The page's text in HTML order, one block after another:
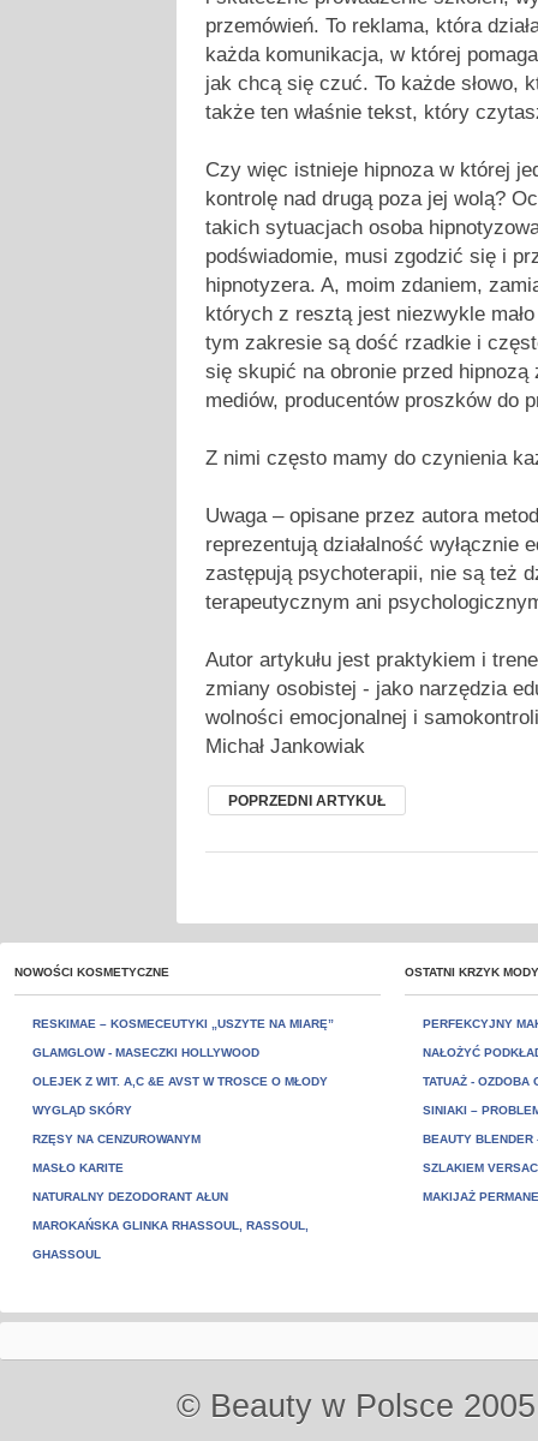
przemówień. To reklama, która
każda komunikacja, w której
jak chcą się czuć. To każde słowo,
także ten właśnie tekst, który
Czy więc istnieje hipnoza w której
kontrolę nad drugą poza jej wolą?
takich sytuacjach osoba
podświadomie, musi zgodzić się i
hipnotyzera. A, moim zdaniem,
których z resztą jest niezwykle
tym zakresie są dość rzadkie i
się skupić na obronie przed
mediów, producentów proszków do
Z nimi często mamy do czynienia
Uwaga – opisane przez autora
reprezentują działalność wyłącznie
zastępują psychoterapii, nie są też
terapeutycznym ani
Autor artykułu jest praktykiem i
zmiany osobistej - jako narzędzia
wolności emocjonalnej i
Michał Jankowiak
POPRZEDNI ARTYKUŁ
NOWOŚCI KOSMETYCZNE
RESKIMAE – KOSMECEUTYKI „USZYTE NA MIARĘ”
GLAMGLOW - MASECZKI HOLLYWOOD
OLEJEK Z WIT. A,C &E AVST W TROSCE O MŁODY
WYGLĄD SKÓRY
RZĘSY NA CENZUROWANYM
MASŁO KARITE
NATURALNY DEZODORANT AŁUN
MAROKAŃSKA GLINKA RHASSOUL, RASSOUL,
GHASSOUL
OSTATNI KRZYK MODY
PERFEKCYJNY
NAŁOŻYĆ
TATUAŻ - OZDOBA
SINIAKI –
BEAUTY
SZLAKIEM
MAKIJAŻ
© Beauty w Polsce